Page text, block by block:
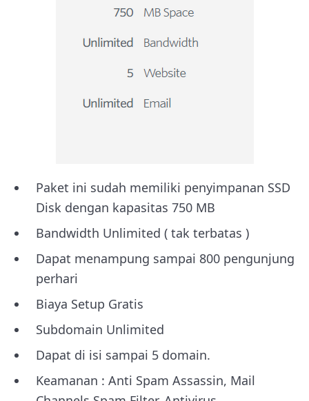
Paket ini sudah memiliki penyimpanan SSD
Disk dengan kapasitas 750 MB
Bandwidth Unlimited ( tak terbatas )
Dapat menampung sampai 800 pengunjung
perhari
Biaya Setup Gratis
Subdomain Unlimited
Dapat di isi sampai 5 domain.
Keamanan : Anti Spam Assassin, Mail